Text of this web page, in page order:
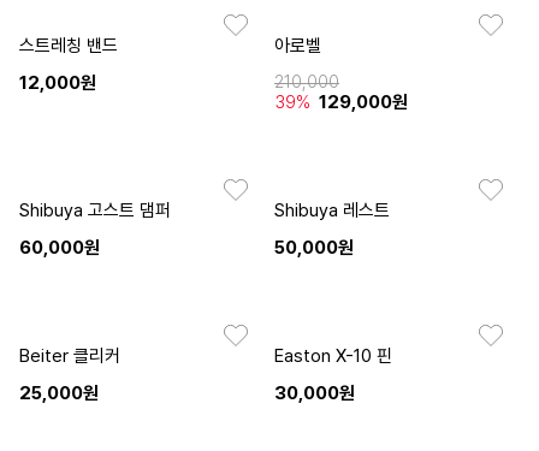
스트레칭 밴드
12,000원
아로벨
210,000
39% 129,000원
Shibuya 고스트 댐퍼
60,000원
Shibuya 레스트
50,000원
Beiter 클리커
25,000원
Easton X-10 핀
30,000원